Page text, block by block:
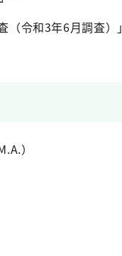
令和3年6月調査）」
）